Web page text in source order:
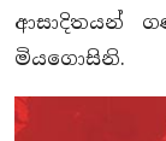
ආසාදිතයන්
මියගොසිනි.